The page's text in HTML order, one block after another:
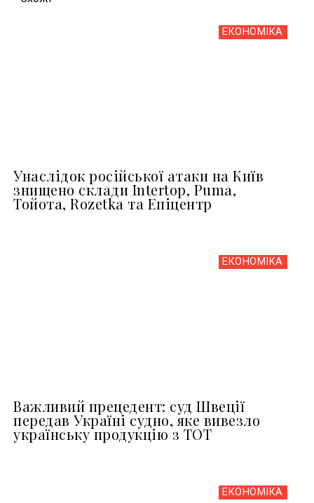
ЕКОНОМІКА
Унаслідок російської атаки на Київ
знищено склади Intertop, Puma,
Тойота, Rozetka та Епіцентр
ЕКОНОМІКА
Важливий прецедент: суд Швеції
передав Україні судно, яке вивезло
українську продукцію з ТОТ
ЕКОНОМІКА